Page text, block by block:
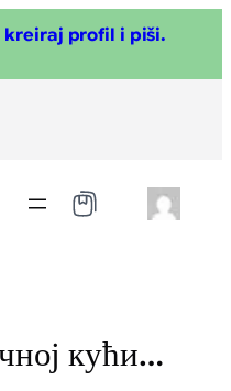
kreiraj profil i piši.
кући…